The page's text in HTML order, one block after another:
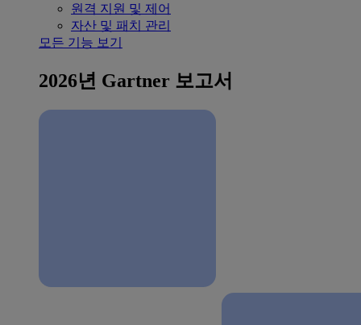
원격 지원 및 제어
자산 및 패치 관리
모든 기능 보기
2026년 Gartner 보고서